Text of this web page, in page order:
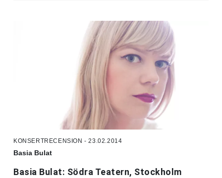
KONSERTRECENSION - 23.02.2014
Basia Bulat
Basia Bulat: Södra Teatern, Stockholm